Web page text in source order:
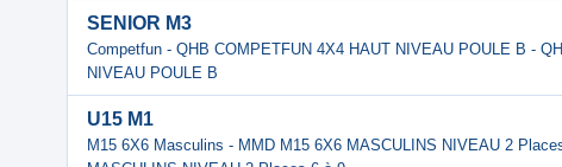
SENIOR M3
Competfun - QHB COMPETFUN 4X4 HAUT NIVEAU POULE B -
NIVEAU POULE B
U15 M1
M15 6X6 Masculins - MMD M15 6X6 MASCULINS NIVEAU 2